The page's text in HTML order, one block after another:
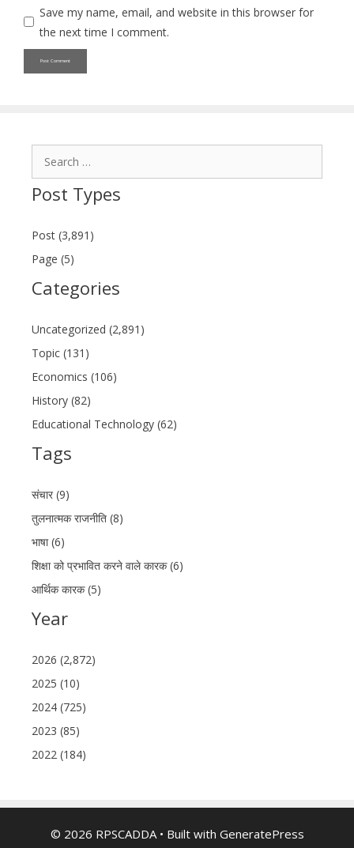
Save my name, email, and website in this browser for
the next time I comment.
Post Types
Post (3,891)
Page (5)
Categories
Uncategorized (2,891)
Topic (131)
Economics (106)
History (82)
Educational Technology (62)
Tags
संचार (9)
तुलनात्मक राजनीति (8)
भाषा (6)
शिक्षा को प्रभावित करने वाले कारक (6)
आर्थिक कारक (5)
Year
2026 (2,872)
2025 (10)
2024 (725)
2023 (85)
2022 (184)
© 2026 RPSCADDA• Built with GeneratePress